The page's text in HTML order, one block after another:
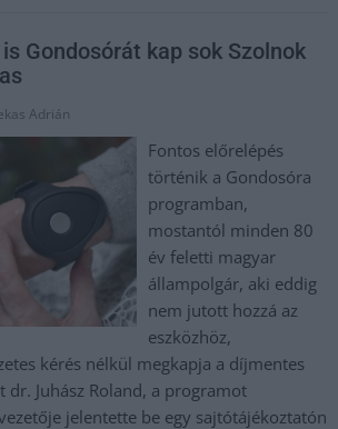
Gondosórát kap sok Szolnok
Adrián
Fontos előrelépés
történik a Gondosóra
programban,
mostantól minden 80
év feletti magyar
állampolgár, aki eddig
nem jutott hozzá az
eszközhöz,
kérés nélkül megkapja a díjmentes
dr. Juhász Roland, a programot
jelentette be egy sajtótájékoztatón